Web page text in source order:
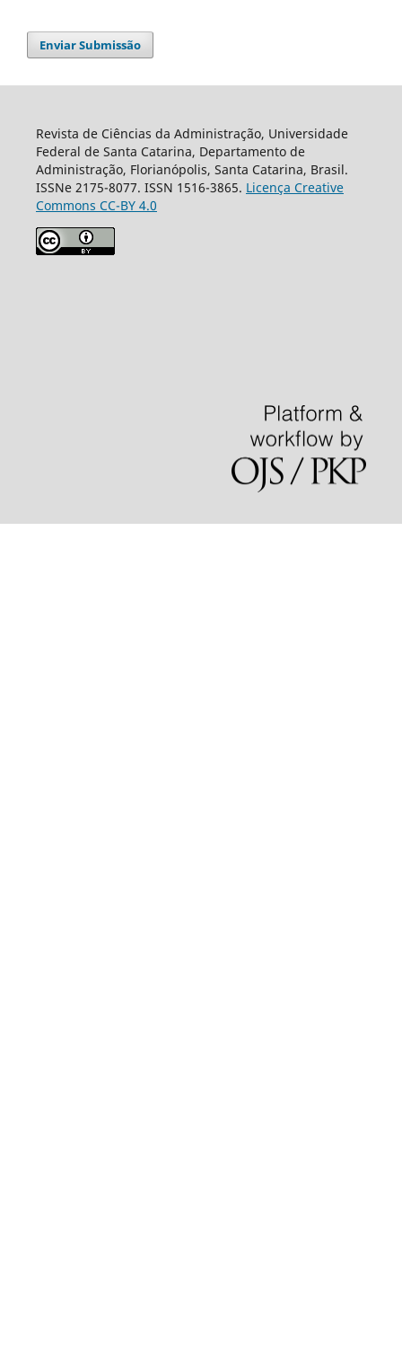
Enviar Submissão
Revista de Ciências da Administração, Universidade
Federal de Santa Catarina, Departamento de
Administração, Florianópolis, Santa Catarina, Brasil.
ISSNe 2175-8077. ISSN 1516-3865. Licença Creative
Commons CC-BY 4.0